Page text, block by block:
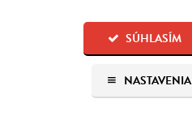
SÚHLASÍM
NASTAVENIA
Slow Horses - První
případ agentů